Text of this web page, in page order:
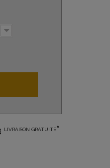
LIVRAISON GRATUITE*